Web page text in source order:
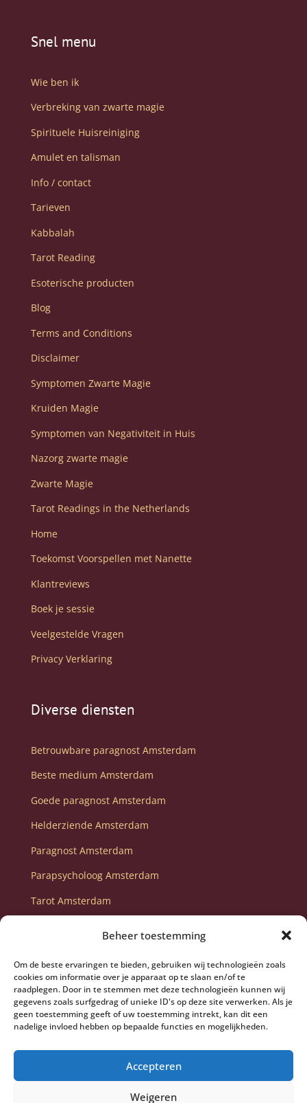
Beheer toestemming
Om de beste ervaringen te bieden, gebruiken wij technologieën zoals
cookies om informatie over je apparaat op te slaan en/of te
raadplegen. Door in te stemmen met deze technologieën kunnen wij
gegevens zoals surfgedrag of unieke ID's op deze site verwerken. Als je
geen toestemming geeft of uw toestemming intrekt, kan dit een
nadelige invloed hebben op bepaalde functies en mogelijkheden.
Accepteren
Weigeren
Snel menu
Wie ben ik
Verbreking van zwarte magie
Spirituele Huisreiniging
Amulet en talisman
Info / contact
Tarieven
Kabbalah
Tarot Reading
Esoterische producten
Blog
Terms and Conditions
Disclaimer
Symptomen Zwarte Magie
Kruiden Magie
Symptomen van Negativiteit in Huis
Nazorg zwarte magie
Zwarte Magie
Tarot Readings in the Netherlands
Home
Toekomst Voorspellen met Nanette
Klantreviews
Boek je sessie
Veelgestelde Vragen
Privacy Verklaring
Diverse diensten
Betrouwbare paragnost Amsterdam
Beste medium Amsterdam
Goede paragnost Amsterdam
Helderziende Amsterdam
Paragnost Amsterdam
Parapsycholoog Amsterdam
Tarot Amsterdam
Waarzegster Amsterdam